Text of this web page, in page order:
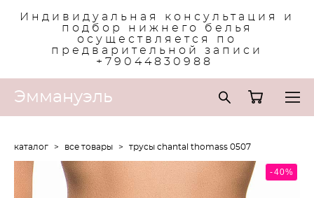
Индивидуальная консультация и
подбор нижнего белья
осуществляется по
предварительной записи
+79044830988
Эммануэль
каталог > все товары > трусы chantal thomass 0507
-40%